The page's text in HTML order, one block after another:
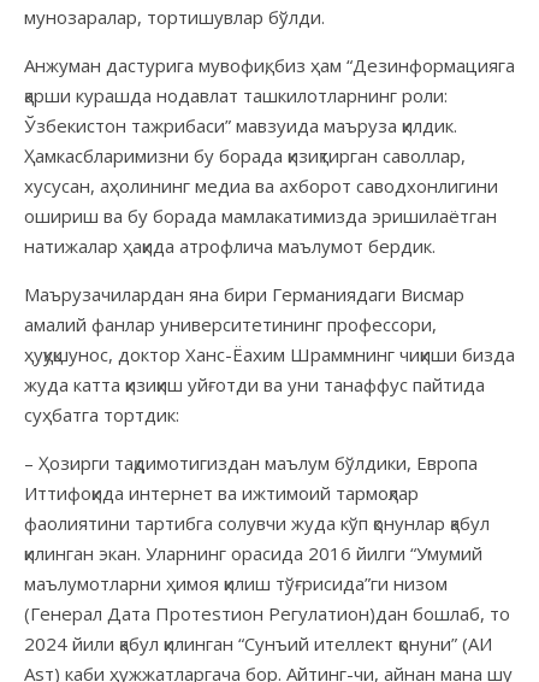
мунозаралар, тортишувлар бўлди.
Анжуман дастурига мувофиқ, биз ҳам “Дезинформацияга
қарши курашда нодавлат ташкилотларнинг роли:
Ўзбекистон тажрибаси” мавзуида маъруза қилдик.
Ҳамкасбларимизни бу борада қизиқтирган саволлар,
хусусан, аҳолининг медиа ва ахборот саводхонлигини
ошириш ва бу борада мамлакатимизда эришилаётган
натижалар ҳақида атрофлича маълумот бердик.
Маърузачилардан яна бири Германиядаги Висмар
амалий фанлар университетининг профессори,
ҳуқуқшунос, доктор Ханс-Ёахим Шраммнинг чиқиши бизда
жуда катта қизиқиш уйғотди ва уни танаффус пайтида
суҳбатга тортдик:
– Ҳозирги тақдимотигиздан маълум бўлдики, Европа
Иттифоқида интернет ва ижтимоий тармоқлар
фаолиятини тартибга солувчи жуда кўп қонунлар қабул
қилинган экан. Уларнинг орасида 2016 йилги “Умумий
маълумотларни ҳимоя қилиш тўғрисида”ги низом
(Генерал Дата Протеsтион Регулатион)дан бошлаб, то
2024 йили қабул қилинган “Сунъий ителлект қонуни” (АИ
Аsт) каби ҳужжатларгача бор. Айтинг-чи, айнан мана шу